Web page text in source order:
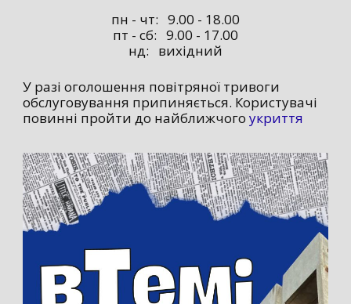
пн - чт: 9.00 - 18.00
пт - сб: 9.00 - 17.00
нд: вихідний
У разі оголошення повітряної тривоги
обслуговування припиняється. Користувачі
повинні пройти до найближчого укриття